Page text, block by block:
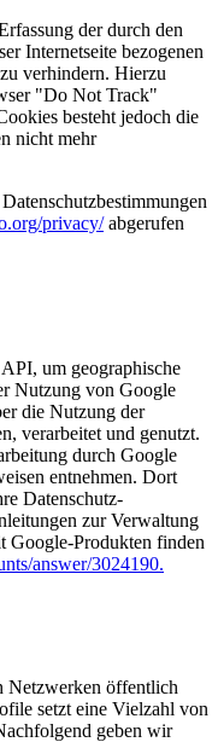
der durch den
Internetseite bezogenen
verhindern. Hierzu
"Do Not Track"
besteht jedoch die
nicht mehr
privacy/abgerufen
um geographische
Nutzung von Google
die Nutzung der
verarbeitet und genutzt.
durch Google
entnehmen. Dort
Datenschutz-
zur Verwaltung
Google-Produkten finden
answer/3024190.
Netzwerken öffentlich
setzt eine Vielzahl von
geben wir